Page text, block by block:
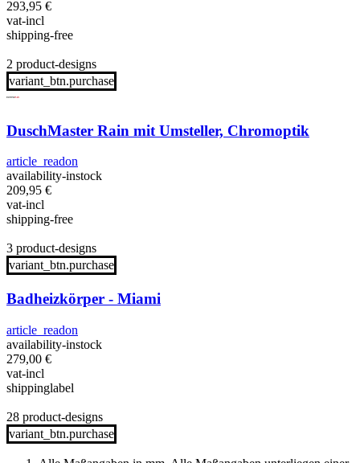
293,95 €
vat-incl
shipping-free
2 product-designs
variant_btn.purchase
DuschMaster Rain mit Umsteller, Chromoptik
article_readon
availability-instock
209,95 €
vat-incl
shipping-free
3 product-designs
variant_btn.purchase
Badheizkörper - Miami
article_readon
availability-instock
279,00 €
vat-incl
shippinglabel
28 product-designs
variant_btn.purchase